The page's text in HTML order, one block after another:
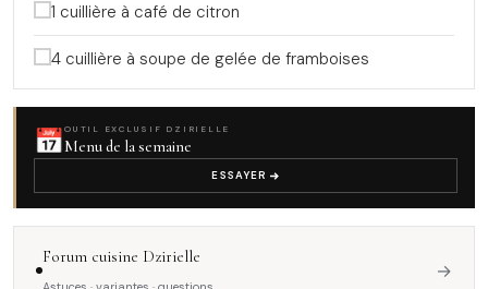
1 cuillière à café de citron
4 cuillière à soupe de gelée de framboises
📅 OUTIL EXCLUSIF DZIRIELLE
Menu de la semaine
ESSAYER
Forum cuisine Dzirielle
→